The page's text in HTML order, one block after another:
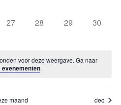
0
27
0
28
0
29
0
30
voor deze weergave. Ga naar
evenementen.
maand dec